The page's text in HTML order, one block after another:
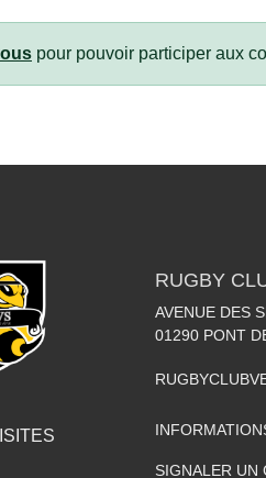
pour pouvoir participer aux
RUGBY
AVENUE DES
01290 PONT
SIGNALER UN